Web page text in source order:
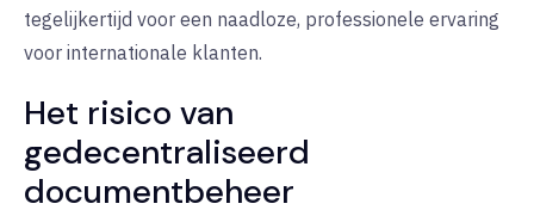
tegelijkertijd voor een naadloze, professionele ervaring
voor internationale klanten.
Het risico van
gedecentraliseerd
documentbeheer